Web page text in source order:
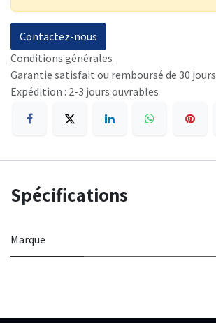
Contactez-nous
Conditions générales
Garantie satisfait ou remboursé de 30 jours
Expédition : 2-3 jours ouvrables
Spécifications
Marque